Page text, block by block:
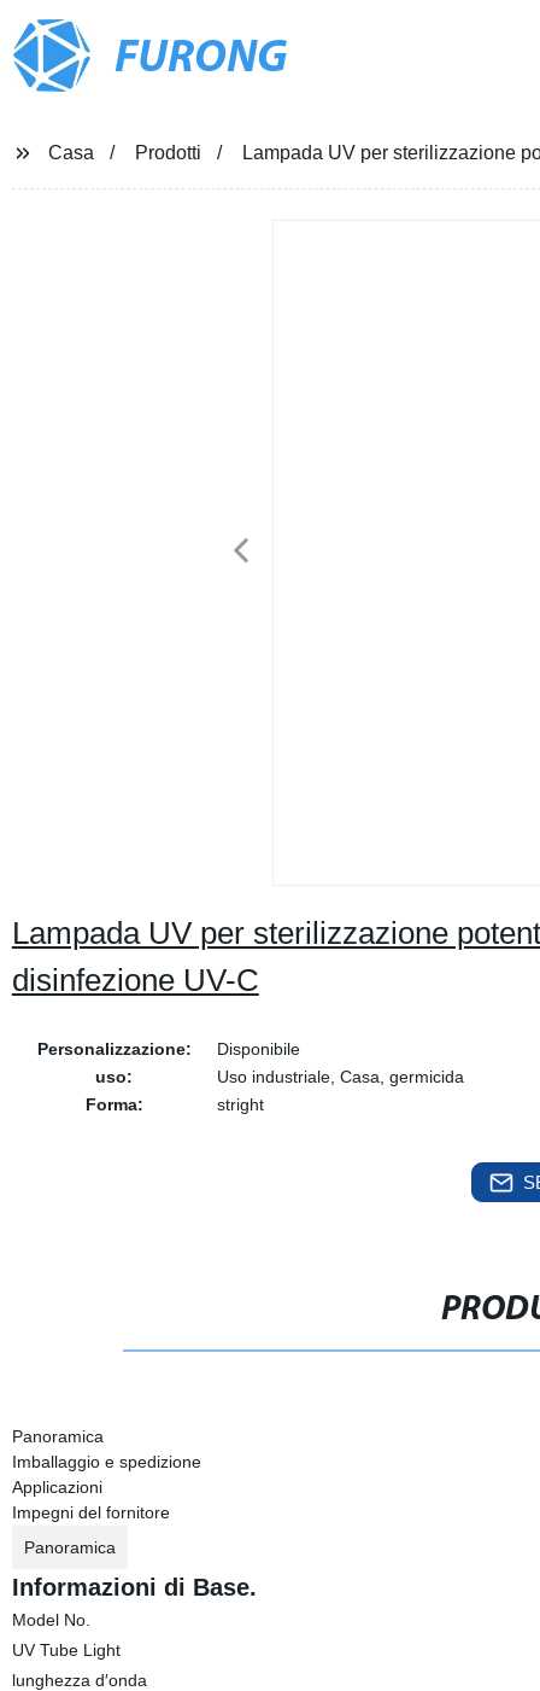
FURONG
Casa Prodotti Lampada UV per sterilizzazione
Lampada UV per sterilizzazione
disinfezione UV-C
Personalizzazione:
Disponibile
uso:
Uso industriale, Casa, germicida
Forma:
stright
Panoramica
Imballaggio e spedizione
Applicazioni
Impegni del fornitore
Panoramica
Informazioni di Base.
Model No.
UV Tube Light
lunghezza d′onda